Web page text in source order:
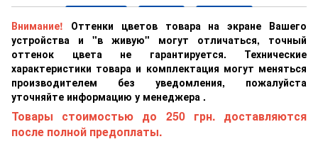
Внимание!
Оттенки цветов товара на экране Вашего
устройства и "в живую" могут отличаться, точный
оттенок цвета не гарантируется. Технические
характеристики товара и комплектация могут меняться
производителем без уведомления, пожалуйста
уточняйте информацию у менеджера .
Товары стоимостью до 250 грн. доставляются
после полной предоплаты.